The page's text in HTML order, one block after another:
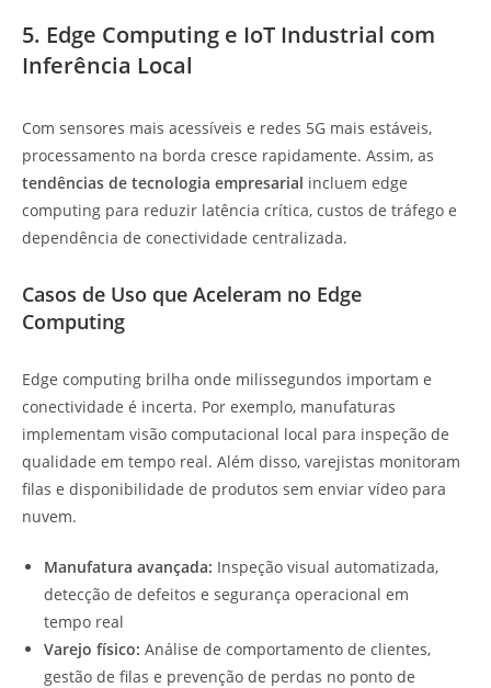
5. Edge Computing e IoT Industrial com
Inferência Local
Com sensores mais acessíveis e redes 5G mais estáveis,
processamento na borda cresce rapidamente. Assim, as
tendências de tecnologia empresarial incluem edge
computing para reduzir latência crítica, custos de tráfego e
dependência de conectividade centralizada.
Casos de Uso que Aceleram no Edge
Computing
Edge computing brilha onde milissegundos importam e
conectividade é incerta. Por exemplo, manufaturas
implementam visão computacional local para inspeção de
qualidade em tempo real. Além disso, varejistas monitoram
filas e disponibilidade de produtos sem enviar vídeo para
nuvem.
Manufatura avançada: Inspeção visual automatizada,
detecção de defeitos e segurança operacional em
tempo real
Varejo físico: Análise de comportamento de clientes,
gestão de filas e prevenção de perdas no ponto de